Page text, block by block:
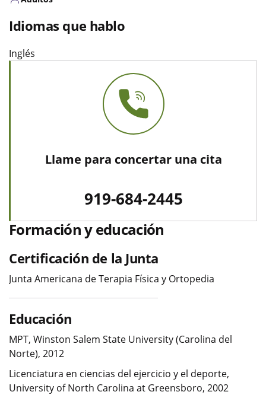
Idiomas que hablo
Inglés
Llame para concertar una cita
919-684-2445
Formación y educación
Certificación de la Junta
Junta Americana de Terapia Física y Ortopedia
Educación
MPT, Winston Salem State University (Carolina del
Norte), 2012
Licenciatura en ciencias del ejercicio y el deporte,
University of North Carolina at Greensboro, 2002